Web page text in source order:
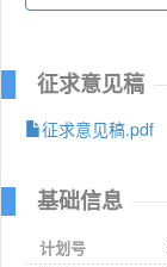
征求意见稿
征求意见稿.pdf
基础信息
计划号